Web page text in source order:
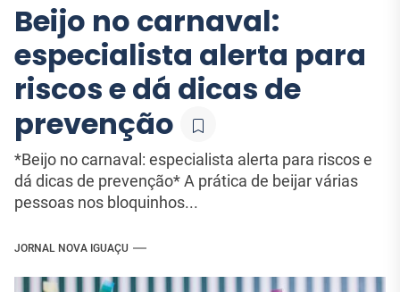
Beijo no carnaval:
especialista alerta para
riscos e dá dicas de
prevenção
*Beijo no carnaval: especialista alerta para riscos e
dá dicas de prevenção* A prática de beijar várias
pessoas nos bloquinhos...
JORNAL NOVA IGUAÇU